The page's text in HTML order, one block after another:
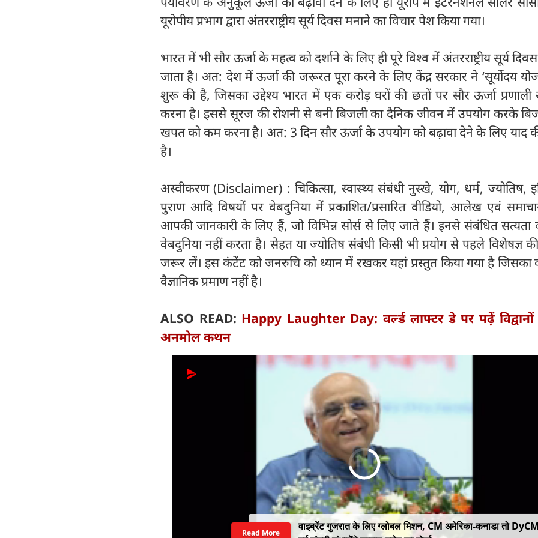
यूरोपीय प्रभाग द्वारा अंतरराष्ट्रीय सूर्य दिवस मनाने का विचार पेश किया गया।
भारत में भी सौर ऊर्जा के महत्व को दर्शाने के लिए ही पूरे विश्व में अंतरराष्ट्रीय सूर्य
जाता है। अत: देश में ऊर्जा की जरूरत पूरा करने के लिए केंद्र सरकार ने ‘सूर्योदय
शुरू की है, जिसका उद्देश्य भारत में एक करोड़ घरों की छतों पर सौर ऊर्जा प्रणाली
करना है। इससे सूरज की रोशनी से बनी बिजली का दैनिक जीवन में उपयोग करके
खपत को कम करना है। अत: 3 दिन सौर ऊर्जा के उपयोग को बढ़ावा देने के लिए याद
है।
अस्वीकरण (Disclaimer) : चिकित्सा, स्वास्थ्य संबंधी नुस्खे, योग, धर्म, ज्योतिष,
पुराण आदि विषयों पर वेबदुनिया में प्रकाशित/प्रसारित वीडियो, आलेख एवं
आपकी जानकारी के लिए हैं, जो विभिन्न सोर्स से लिए जाते हैं। इनसे संबंधित सत्यता
वेबदुनिया नहीं करता है। सेहत या ज्योतिष संबंधी किसी भी प्रयोग से पहले विशेषज्ञ
जरूर लें। इस कंटेंट को जनरुचि को ध्यान में रखकर यहां प्रस्तुत किया गया है जिसका
वैज्ञानिक प्रमाण नहीं है।
ALSO READ: Happy Laughter Day: वर्ल्ड लाफ्टर डे पर पढ़ें
अनमोल कथन
वाइब्रेंट गुजरात के लिए ग्लोबल मिशन, CM अमेरिका-कनाडा तो DyCM
Read More